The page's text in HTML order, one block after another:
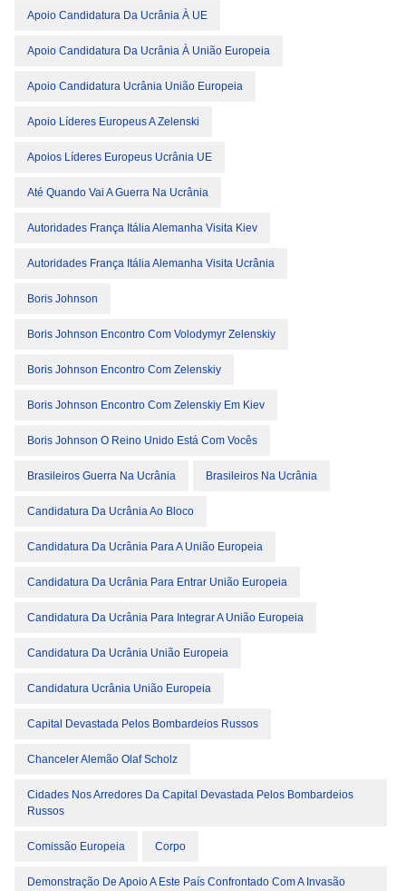
Apoio Candidatura Da Ucrânia À UE
Apoio Candidatura Da Ucrânia À União Europeia
Apoio Candidatura Ucrânia União Europeia
Apoio Líderes Europeus A Zelenski
Apoios Líderes Europeus Ucrânia UE
Até Quando Vai A Guerra Na Ucrânia
Autoridades França Itália Alemanha Visita Kiev
Autoridades França Itália Alemanha Visita Ucrânia
Boris Johnson
Boris Johnson Encontro Com Volodymyr Zelenskiy
Boris Johnson Encontro Com Zelenskiy
Boris Johnson Encontro Com Zelenskiy Em Kiev
Boris Johnson O Reino Unido Está Com Vocês
Brasileiros Guerra Na Ucrânia Brasileiros Na Ucrânia
Candidatura Da Ucrânia Ao Bloco
Candidatura Da Ucrânia Para A União Europeia
Candidatura Da Ucrânia Para Entrar União Europeia
Candidatura Da Ucrânia Para Integrar A União Europeia
Candidatura Da Ucrânia União Europeia
Candidatura Ucrânia União Europeia
Capital Devastada Pelos Bombardeios Russos
Chanceler Alemão Olaf Scholz
Cidades Nos Arredores Da Capital Devastada Pelos Bombardeios
Russos
Comissão Europeia Corpo
Demonstração De Apoio A Este País Confrontado Com A Invasão